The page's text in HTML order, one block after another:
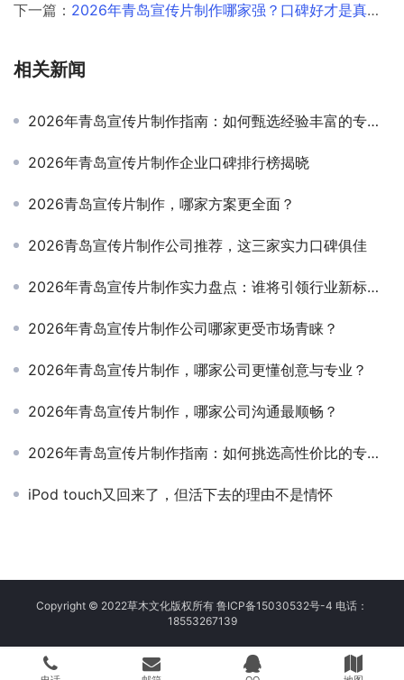
下一篇： 2026年青岛宣传片制作哪家强？口碑好才是真的香
相关新闻
2026年青岛宣传片制作指南：如何甄选经验丰富的专业团队
2026年青岛宣传片制作企业口碑排行榜揭晓
2026青岛宣传片制作，哪家方案更全面？
2026青岛宣传片制作公司推荐，这三家实力口碑俱佳
2026年青岛宣传片制作实力盘点：谁将引领行业新标杆？
2026年青岛宣传片制作公司哪家更受市场青睐？
2026年青岛宣传片制作，哪家公司更懂创意与专业？
2026年青岛宣传片制作，哪家公司沟通最顺畅？
2026年青岛宣传片制作指南：如何挑选高性价比的专业公司
iPod touch又回来了，但活下去的理由不是情怀
Copyright © 2022草木文化版权所有 鲁ICP备15030532号-4 电话：
18553267139